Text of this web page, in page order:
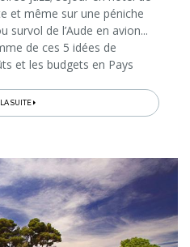
et même sur une péniche
survol de l’Aude en avion...
de ces 5 idées de
et les budgets en Pays
aux trains directs vers
LA SUITE